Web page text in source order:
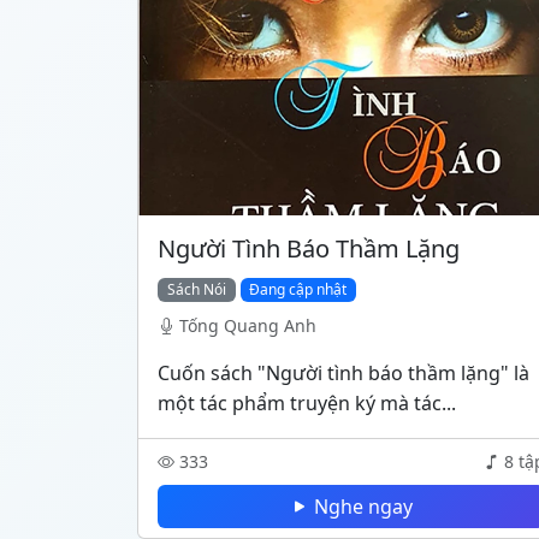
Người Tình Báo Thầm Lặng
Sách Nói Đang cập nhật
Tống Quang Anh
Cuốn sách "Người tình báo thầm lặng" là
một tác phẩm truyện ký mà tác...
333 8
Nghe ngay